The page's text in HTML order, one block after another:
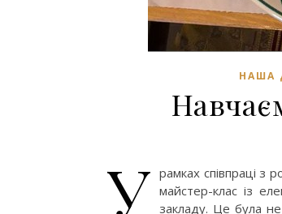
НАША
У рамках співпраці з
майстер-клас із
закладу. Це була не